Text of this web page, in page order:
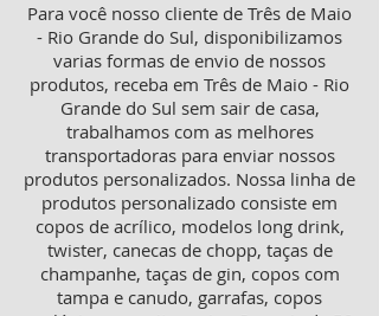
Para você nosso cliente de Três de Maio
- Rio Grande do Sul, disponibilizamos
varias formas de envio de nossos
produtos, receba em Três de Maio - Rio
Grande do Sul sem sair de casa,
trabalhamos com as melhores
transportadoras para enviar nossos
produtos personalizados. Nossa linha de
produtos personalizado consiste em
copos de acrílico, modelos long drink,
twister, canecas de chopp, taças de
champanhe, taças de gin, copos com
tampa e canudo, garrafas, copos